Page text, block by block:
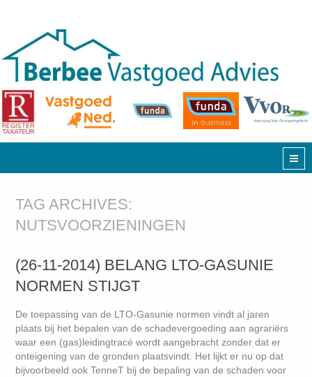
TAG ARCHIVES:
NUTSVOORZIENINGEN
(26-11-2014) BELANG LTO-GASUNIE
NORMEN STIJGT
De toepassing van de LTO-Gasunie normen vindt al jaren
plaats bij het bepalen van de schadevergoeding aan agrariërs
waar een (gas)leidingtracé wordt aangebracht zonder dat er
onteigening van de gronden plaatsvindt. Het lijkt er nu op dat
bijvoorbeeld ook TenneT bij de bepaling van de schaden voor